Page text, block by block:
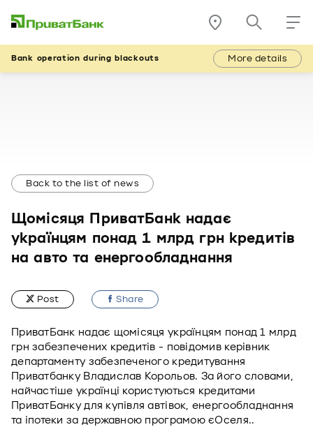
Bank operation during blackouts More details
Back to the list of news
Щомісяця ПриватБанк надає
українцям понад 1 млрд грн кредитів
на авто та енергообладнання
Post Share
ПриватБанк надає щомісяця українцям понад 1 млрд
грн забезпечених кредитів - повідомив керівник
департаменту забезпеченого кредитування
Приватбанку Владислав Корольов. За його словами,
найчастіше українці користуються кредитами
ПриватБанку для купівля автівок, енергообладнання
та іпотеки за державною програмою єОселя..